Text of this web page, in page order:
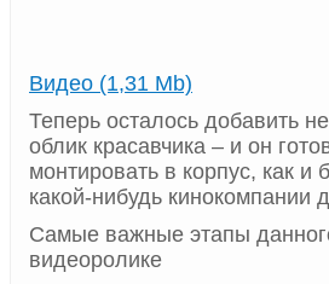
Видео (1,31 Mb)
Теперь осталось добавить
облик красавчика – и он
монтировать в корпус, как
какой-нибудь кинокомпании
Самые важные этапы
видеоролике